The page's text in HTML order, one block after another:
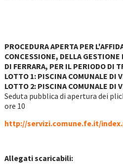
PROCEDURA APERTA PER
CONCESSIONE, DELLA
DI FERRARA, PER IL PERIODO DI
LOTTO 1: PISCINA COMUNALE DI
LOTTO 2: PISCINA COMUNALE DI
Seduta pubblica di apertura dei
ore 10
http://servizi.comune.fe.it/
Allegati scaricabili: